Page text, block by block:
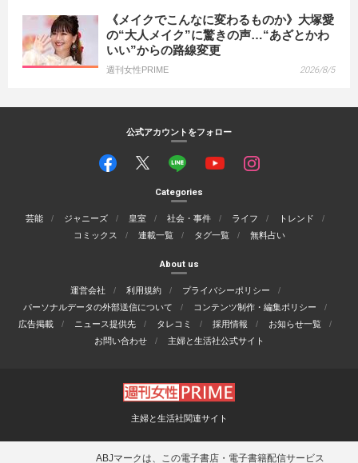
《メイクでこんなに変わるものか》大塚愛
の“大人メイク”に驚きの声…“あざとかわ
いい”からの路線変更
週刊女性PRIME 2026/8/5
公式アカウントをフォロー
Categories
芸能 ジャニーズ 皇室 社会・事件 ライフ
トレンド
コミックス
連載一覧 タグ一覧 無料占い
About us
運営会社 利用規約
プライバシーポリシー
パーソナルデータの外部送信について
コンテンツ制作・編集ポリシー
広告掲載
ニュース提供先 タレコミ 採用情報
お知らせ一覧
お問い合わせ
主婦と生活社公式サイト
主婦と生活社関連サイト
ABJマークは、この電子書店・電子書籍配信サービス